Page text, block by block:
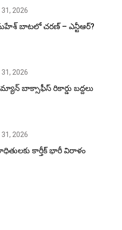
31, 2026
బాటలో చరణ్ – ఎన్టీఆర్?
31, 2026
బాక్సాఫీస్ రికార్డు బద్దలు
31, 2026
కార్తీక్ భారీ విరాళం